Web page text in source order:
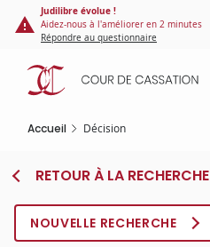
Panneau de gestion des cookies
contenu
principal
Judilibre évolue !
Aidez-nous à l'améliorer en 2 minutes
Répondre au questionnaire
Accueil Décision
RETOUR À LA RECHERCHE
NOUVELLE RECHERCHE